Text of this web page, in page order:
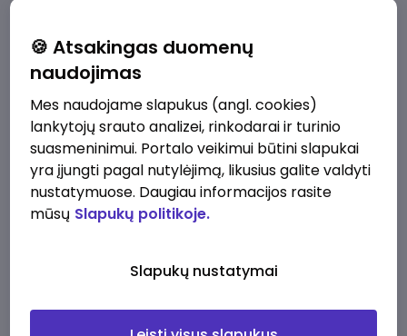
Pridėti naują
Kokios srities darbo pasiūlymai jus domina?
Pridėti naują
🍪 Atsakingas duomenų
naudojimas
Mes naudojame slapukus (angl. cookies)
lankytojų srauto analizei, rinkodarai ir turinio
suasmeninimui. Portalo veikimui būtini slapukai
yra įjungti pagal nutylėjimą, likusius galite valdyti
nustatymuose. Daugiau informacijos rasite
mūsų Slapukų politikoje.
Slapukų nustatymai